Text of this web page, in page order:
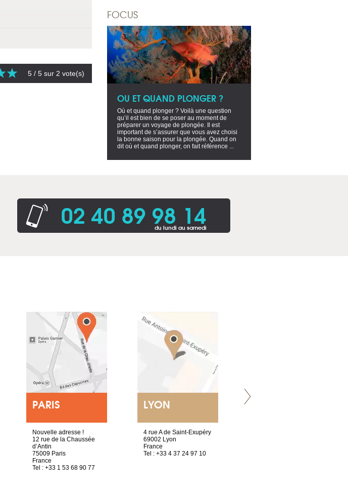
5 / 5 sur 2 vote(s)
FOCUS
OU ET QUAND PLONGER ?
Où et quand plonger ? Voilà une question
qu’il est bien de se poser au moment de
préparer un voyage de plongée. Il est
important de s’assurer que vous avez choisi
la bonne saison pour la plongée. Quand on
dit où et quand plonger, on fait référence ...
02 40 89 98 14
du lundi au samedi
PARIS
Nouvelle adresse !
12 rue de la Chaussée
d’Antin
75009 Paris
France
Tel : +33 1 53 68 90 77
LYON
4 rue A de Saint-Exupéry
69002 Lyon
France
Tel : +33 4 37 24 97 10